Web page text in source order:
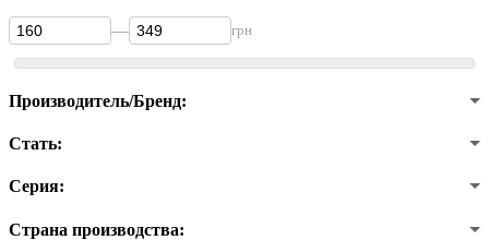
— грн
Производитель/Бренд:
Стать:
Серия:
Страна производства: